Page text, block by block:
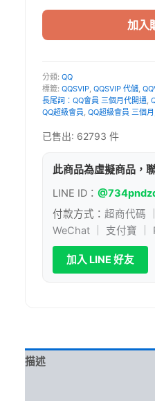
員
開
個
月
｜
QQ
超
員、
QQSVIP、
加入
分類: QQ
標籤: QQSVIP QQSVIP 代儲
長尾詞：QQ會員 三個月代開通
QQ超級會員 QQ超級會員 三個月
已售出: 62793 件
此商品為虛擬商品，
LINE ID：
付款方式： 超商代碼
WeChat ｜ 支付寶 ｜
加入 LINE 好友
描述